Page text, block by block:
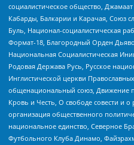
социалистическое общество,
Кабарды, Балкарии и Карачая, Союз
Буль, Национал-социалистическая
Формат-18, Благородный Орден
Национальная Социалистическая
Родовая Держава Русь, Русское
Инглистической церкви
общенациональный союз, Движение
Кровь и Честь, О свободе совести и
организация общественного
национальное единство, Северное
Футбольного Клуба Динамо,